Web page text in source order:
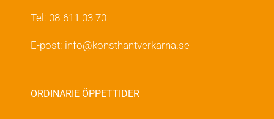
Tel: 08-611 03 70
E-post: info@konsthantverkarna.se
ORDINARIE ÖPPETTIDER